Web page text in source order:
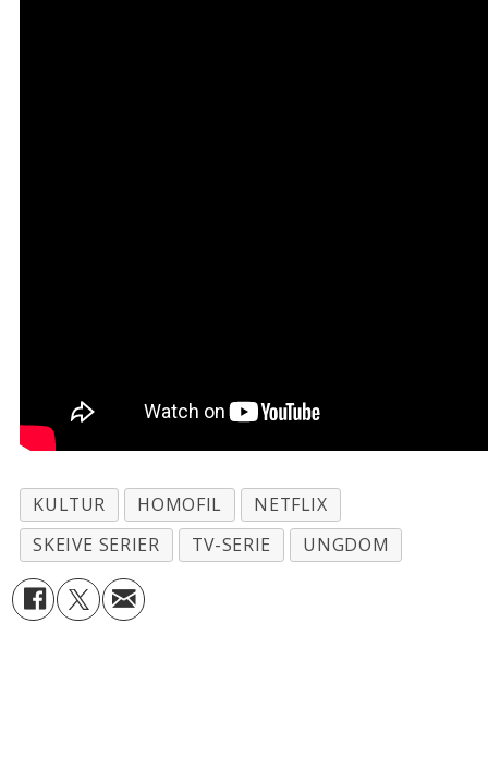
KULTUR HOMOFIL
NETFLIX
SKEIVE SERIER
TV-SERIE UNGDOM